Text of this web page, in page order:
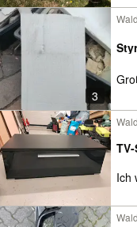
3
Ich